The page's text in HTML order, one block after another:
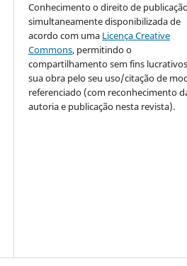
Conhecimento o direito de
simultaneamente disponibilizada de
acordo com uma Licença Creative
Commons, permitindo o
compartilhamento sem fins
sua obra pelo seu uso/citação de
referenciado (com reconhecimento
autoria e publicação nesta revista).